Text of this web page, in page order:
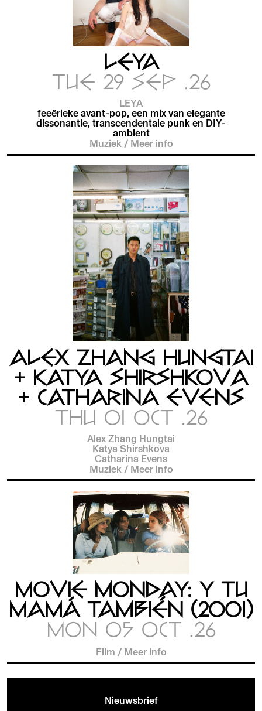
LEYA
TUE 29 SEP .26
LEYA
feeërieke avant-pop, een mix van elegante
dissonantie, transcendentale punk en DIY-
ambient
Muziek /Meer info
ALEX ZHANG HUNGTAI
+ KATYA SHIRSHKOVA
+ CATHARINA EVENS
THU 01 OCT .26
Alex Zhang Hungtai
Katya Shirshkova
Catharina Evens
Muziek /Meer info
MOVIE MONDAY: Y TU
MAMÁ TAMBIÉN (2001)
MON 05 OCT .26
Film /Meer info
Nieuwsbrief